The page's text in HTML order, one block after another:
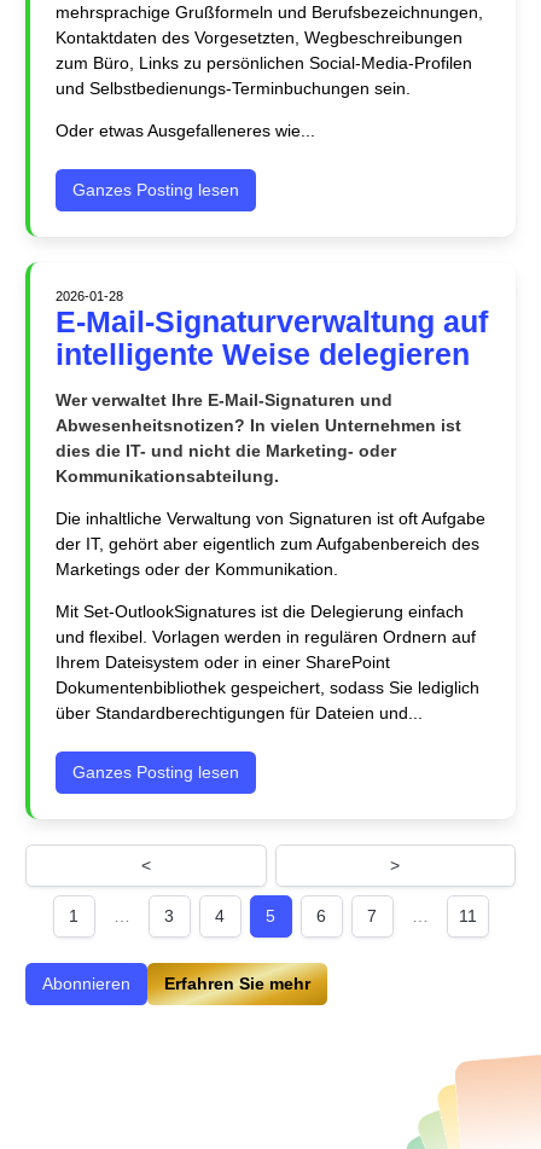
mehrsprachige Grußformeln und Berufsbezeichnungen,
Kontaktdaten des Vorgesetzten, Wegbeschreibungen
zum Büro, Links zu persönlichen Social-Media-Profilen
und Selbstbedienungs-Terminbuchungen sein.
Oder etwas Ausgefalleneres wie...
Ganzes Posting lesen
2026-01-28
E-Mail-Signaturverwaltung auf
intelligente Weise delegieren
Wer verwaltet Ihre E-Mail-Signaturen und
Abwesenheitsnotizen? In vielen Unternehmen ist
dies die IT- und nicht die Marketing- oder
Kommunikationsabteilung.
Die inhaltliche Verwaltung von Signaturen ist oft Aufgabe
der IT, gehört aber eigentlich zum Aufgabenbereich des
Marketings oder der Kommunikation.
Mit Set-OutlookSignatures ist die Delegierung einfach
und flexibel. Vorlagen werden in regulären Ordnern auf
Ihrem Dateisystem oder in einer SharePoint
Dokumentenbibliothek gespeichert, sodass Sie lediglich
über Standardberechtigungen für Dateien und...
Ganzes Posting lesen
< >
1 3 4 5 6 7 11
Abonnieren Erfahren Sie mehr